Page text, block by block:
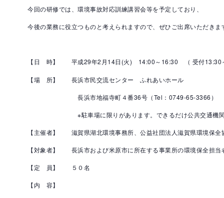
今回の研修では、環境事故対応訓練講習会等を予定しており、
今後の業務に役立つものと考えられますので、ぜひご出席いただき
【日 時】 平成29年2月14日(火) 14:00～16:30 （ 受付
【場 所】 長浜市民交流センター ふれあいホール
長浜市地福寺町４番36号（Tel：0749-65-3366）
※駐車場に限りがあります。できるだけ公共交通機関で
【主催者】 滋賀県湖北環境事務所、公益社団法人滋賀県環境保全
【対象者】 長浜市および米原市に所在する事業所の環境保全担当
【定 員】 ５０名
【内 容】